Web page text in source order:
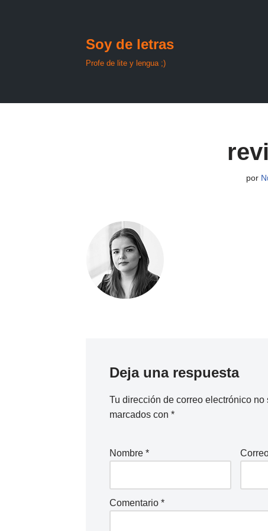
Soy de letras
Profe de lite y lengua ;)
por
Deja una respuesta
Tu dirección de correo electrónico no
marcados con *
Nombre *
Comentario *